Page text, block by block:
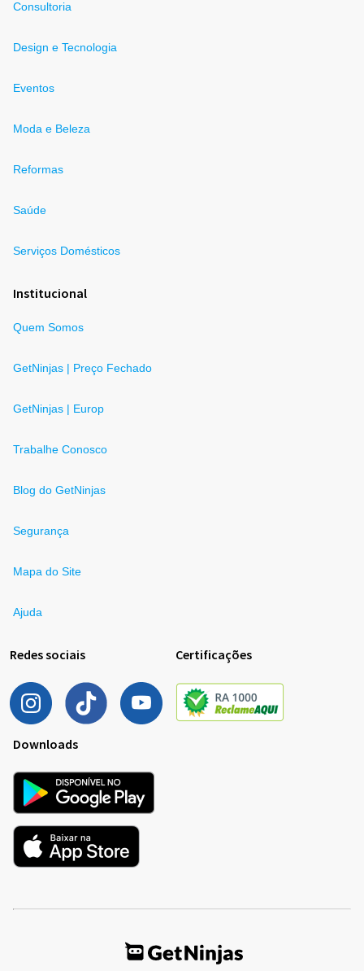
Consultoria
Design e Tecnologia
Eventos
Moda e Beleza
Reformas
Saúde
Serviços Domésticos
Institucional
Quem Somos
GetNinjas | Preço Fechado
GetNinjas | Europ
Trabalhe Conosco
Blog do GetNinjas
Segurança
Mapa do Site
Ajuda
Redes sociais Certificações
Downloads